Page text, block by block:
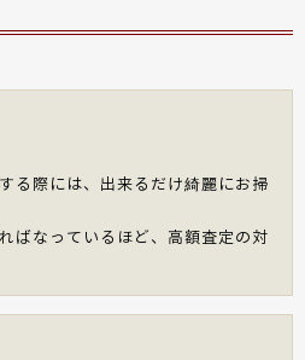
る際には、出来るだけ綺麗にお掃
ばなっているほど、高額査定の対